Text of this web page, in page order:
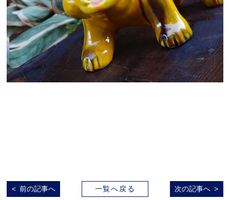
一覧へ戻る
前の記事へ 次の記事へ